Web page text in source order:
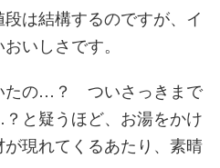
は結構するのですが、イ
いしさです。
たの…？ ついさっきまで
と疑うほど、お湯をかけ
現れてくるあたり、素晴